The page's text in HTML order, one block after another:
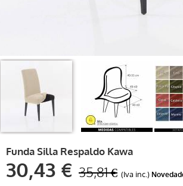
Funda Silla Respaldo Kawa
30,43 € 35,81 € (Iva inc.)